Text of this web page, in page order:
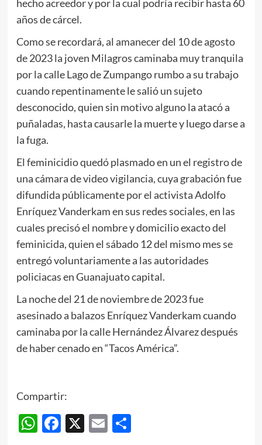
hecho acreedor y por la cual podría recibir hasta 60
años de cárcel.
Como se recordará, al amanecer del 10 de agosto
de 2023 la joven Milagros caminaba muy tranquila
por la calle Lago de Zumpango rumbo a su trabajo
cuando repentinamente le salió un sujeto
desconocido, quien sin motivo alguno la atacó a
puñaladas, hasta causarle la muerte y luego darse a
la fuga.
El feminicidio quedó plasmado en un el registro de
una cámara de video vigilancia, cuya grabación fue
difundida públicamente por el activista Adolfo
Enríquez Vanderkam en sus redes sociales, en las
cuales precisó el nombre y domicilio exacto del
feminicida, quien el sábado 12 del mismo mes se
entregó voluntariamente a las autoridades
policiacas en Guanajuato capital.
La noche del 21 de noviembre de 2023 fue
asesinado a balazos Enríquez Vanderkam cuando
caminaba por la calle Hernández Álvarez después
de haber cenado en “Tacos América”.
Compartir:
WhatsApp
Facebook
X EmailCompartir